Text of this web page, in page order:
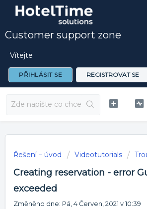
Customer support zone
Vítejte
PŘIHLÁSIT SE REGISTROVAT SE
Řešení – úvod Videotutorials
Creating reservation - error
exceeded
Změněno dne: Pá, 4 Červen, 2021 v 10:39